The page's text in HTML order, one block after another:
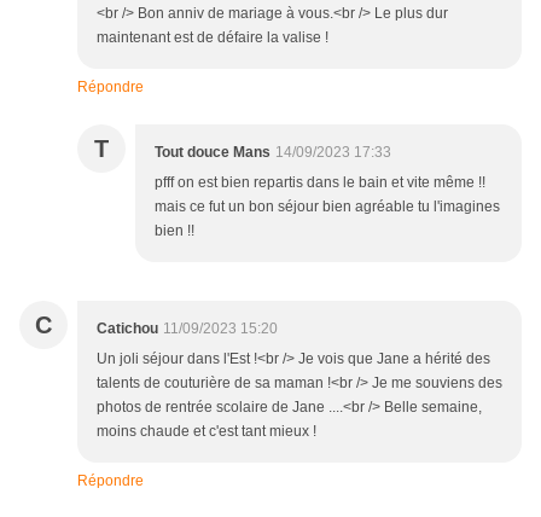
<br /> Bon anniv de mariage à vous.<br /> Le plus dur
maintenant est de défaire la valise !
Répondre
T Tout douce Mans 14/09/2023 17:33
pfff on est bien repartis dans le bain et vite même !!
mais ce fut un bon séjour bien agréable tu l'imagines
bien !!
C Catichou 11/09/2023 15:20
Un joli séjour dans l'Est !<br /> Je vois que Jane a hérité des
talents de couturière de sa maman !<br /> Je me souviens des
photos de rentrée scolaire de Jane ....<br /> Belle semaine,
moins chaude et c'est tant mieux !
Répondre